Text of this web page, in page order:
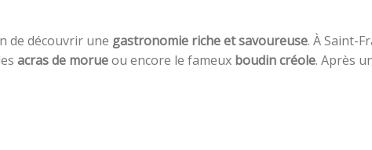
de découvrir une gastronomie riche et savoureuse. À Saint-
acras de morueou encore le fameux boudin créole. Après